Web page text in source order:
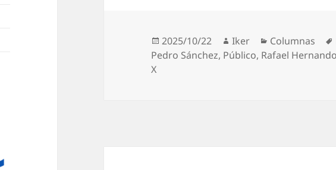
Publicado
el
2025/10/22 Autor
Iker Categorías
Columnas
Pedro Sánchez, Público, Rafael Hernando
X